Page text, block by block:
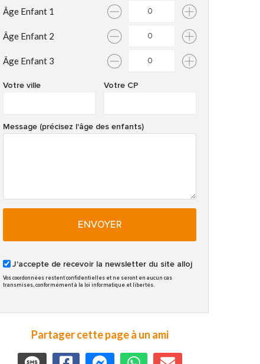
Âge Enfant 1
Âge Enfant 2
Âge Enfant 3
Votre CP
Votre ville
Message (précisez l'âge des enfants)
ENVOYER
J'accepte de recevoir la newsletter du site alloj
Vos coordonnées restent confidentielles et ne seront en aucun cas
transmises, conformément à la loi informatique et libertés.
Partager cette page à un ami